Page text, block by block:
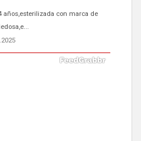
años,esterilizada con marca de